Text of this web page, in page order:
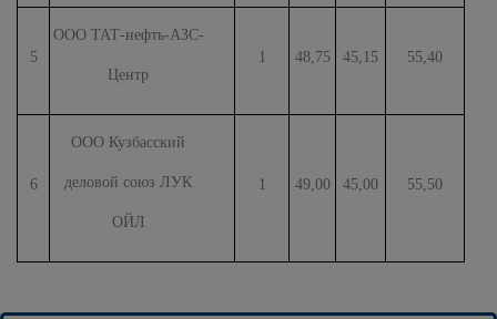
5
ООО ТАТ-нефть-АЗС-
Центр
1 48,75 45,15 55,40
6
ООО Кузбасский
деловой союз ЛУК
ОЙЛ
1 49,00 45,00 55,50